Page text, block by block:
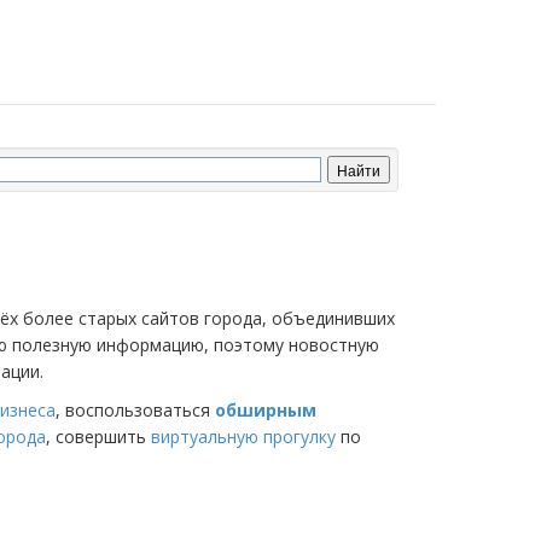
более старых сайтов города, объединивших
полезную информацию, поэтому новостную
, воспользоваться обширным
, совершить виртуальную прогулку по